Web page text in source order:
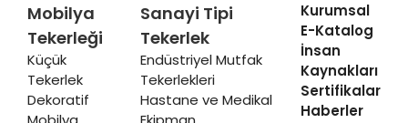
Mobilya
Tekerleği
Küçük
Tekerlek
Dekoratif
Sanayi Tipi
Tekerlek
Endüstriyel Mutfak
Tekerlekleri
Hastane ve Medikal
Kurumsal
E-Katalog
İnsan
Kaynakları
Sertifikalar
Haberler